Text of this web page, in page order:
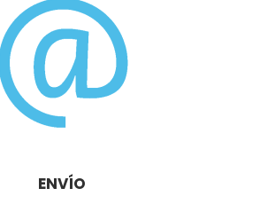
ENVÍO